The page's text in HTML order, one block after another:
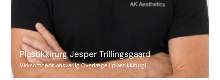
Plastikkirurg Jesper Trillingsgaard
Virksomheds ansvarlig Overlæge i plastikkirurgi